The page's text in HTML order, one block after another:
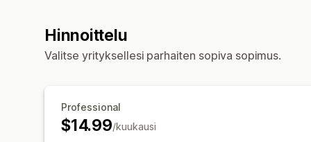
Hinnoittelu
Valitse yrityksellesi parhaiten sopiva sopimus.
Professional
$14.99/kuukausi